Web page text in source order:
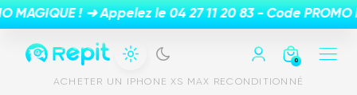
0
ACHETER UN IPHONE XS MAX RECONDITIONNÉ